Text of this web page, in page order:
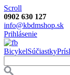
Scroll
0902 630 127
info@kbdmshop.sk
Prihlásenie
BicykelSúčiastky